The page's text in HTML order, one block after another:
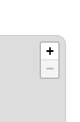
+
−